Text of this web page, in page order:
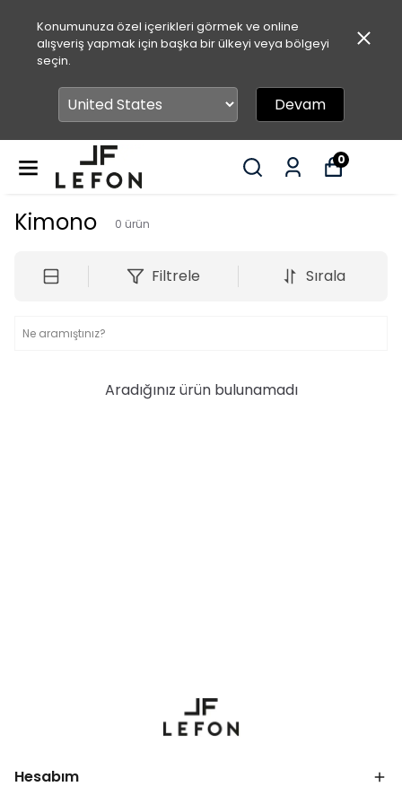
Konumunuza özel içerikleri görmek ve online
alışveriş yapmak için başka bir ülkeyi veya bölgeyi
seçin.
Devam
0
Kimono 0 ürün
Filtrele Sırala
Aradığınız ürün bulunamadı
Hesabım